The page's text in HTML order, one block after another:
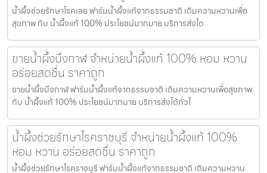
น้ำผึ้งช่วยรักษาโรคเลย ฟาร์มน้ำผึ้งแท้จากธรรมชาติ เติมความหวานเพื่อ
สุขภาพ กับ น้ำผึ้งแท้ 100% ประโยชน์มากมาย บริการส่งได
ขายน้ำผึ้งบึงกาฬ จำหน่ายน้ำผึ้งแท้ 100% หอม หวาน
อร่อยสดชื่น ราคาถูก
ขายน้ำผึ้งบึงกาฬ ฟาร์มน้ำผึ้งแท้จากธรรมชาติ เติมความหวานเพื่อสุขภาพ
กับ น้ำผึ้งแท้ 100% ประโยชน์มากมาย บริการส่งได้ทั่วไ
น้ำผึ้งช่วยรักษาโรคราชบุรี จำหน่ายน้ำผึ้งแท้ 100%
หอม หวาน อร่อยสดชื่น ราคาถูก
น้ำผึ้งช่วยรักษาโรคราชบุรี ฟาร์มน้ำผึ้งแท้จากธรรมชาติ เติมความหวาน